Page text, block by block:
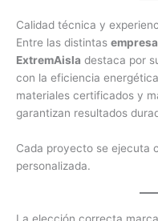
Calidad técnica y
Entre las distintas
ExtremAisla destaca por
con la eficiencia
materiales certificados y
garantizan resultados
Cada proyecto se ejecuta
personalizada.